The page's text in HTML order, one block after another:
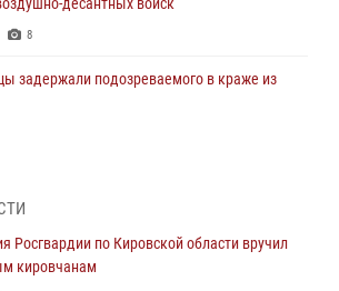
8
задержали подозреваемого в краже из
российских воинов, погибших в Первой
Росгвардии по Кировской области вручил
кировчанам